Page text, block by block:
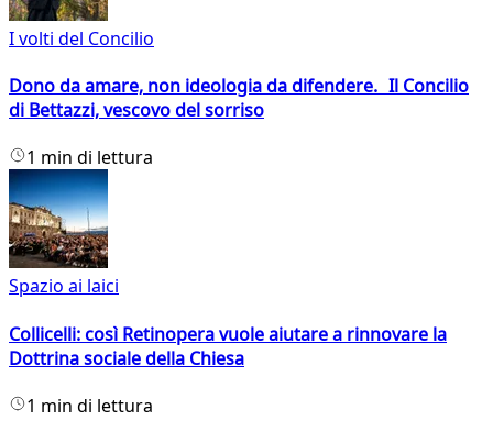
I volti del Concilio
Dono da amare, non ideologia da difendere. Il Concilio
di Bettazzi, vescovo del sorriso
1 min di lettura
Spazio ai laici
Collicelli: così Retinopera vuole aiutare a rinnovare la
Dottrina sociale della Chiesa
1 min di lettura